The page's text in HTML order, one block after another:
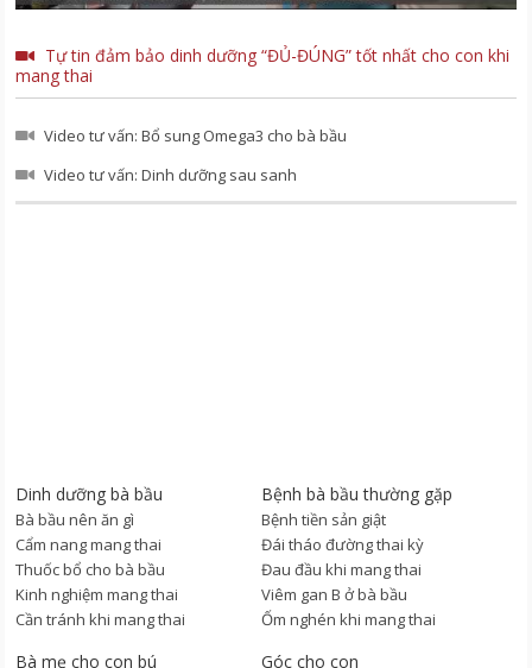
Tự tin đảm bảo dinh dưỡng “ĐỦ-ĐÚNG” tốt nhất cho con khi
mang thai
Video tư vấn: Bổ sung Omega3 cho bà bầu
Video tư vấn: Dinh dưỡng sau sanh
Dinh dưỡng bà bầu
Bà bầu nên ăn gì
Cẩm nang mang thai
Thuốc bổ cho bà bầu
Kinh nghiệm mang thai
Cần tránh khi mang thai
Bệnh bà bầu thường gặp
Bệnh tiền sản giật
Đái tháo đường thai kỳ
Đau đầu khi mang thai
Viêm gan B ở bà bầu
Ốm nghén khi mang thai
Bà mẹ cho con bú Góc cho con